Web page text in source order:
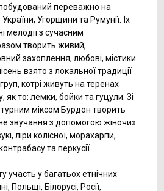
переважно на
Угорщини та Румунії. Їх
мелодії з сучасним
творить живий,
захоплення, любові, містики
взято з локальної традиції
котрі живуть на теренах
як то: лемки, бойки та гуцули. Зі
міксом Бурдон творить
звучання з допомогою жіночих
ліри колісної, морахарпи,
та перкусії.
участь у багатьох етнічних
Польщі, Білорусі, Росії,